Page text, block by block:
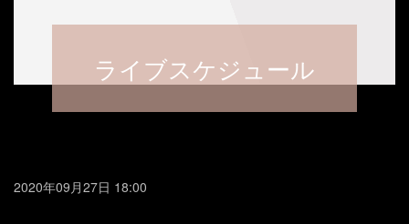
ライブスケジュール
2020年09月27日 18:00